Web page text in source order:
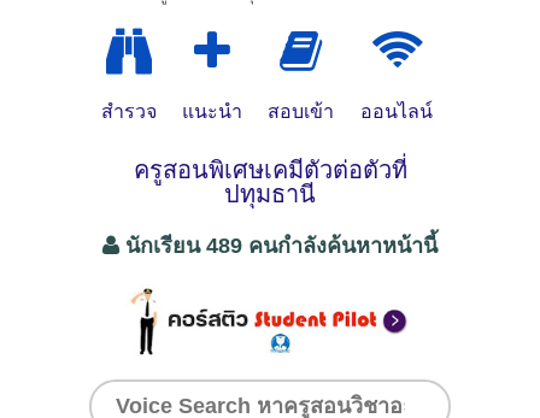
สำรวจ แนะนำ สอบเข้า ออนไลน์
ครูสอนพิเศษเคมีตัวต่อตัวที่
ปทุมธานี
นักเรียน 489 คนกำลังค้นหาหน้านี้